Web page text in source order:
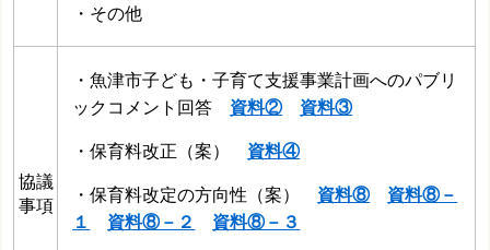
・その他
協議
事項
・魚津市子ども・子育て支援事業計画へのパブリ
ックコメント回答 資料② 資料③
・保育料改正（案） 資料④
・保育料改定の方向性（案） 資料⑧
資料⑧－
１
資料⑧－２ 資料⑧－３